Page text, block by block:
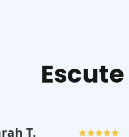
T.